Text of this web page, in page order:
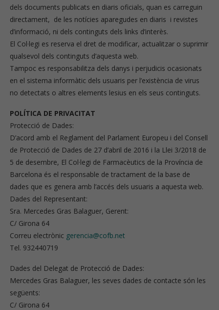
dels documents publicats en diaris oficials, quan es carreguin
directament, de les notícies aparegudes en diaris i revistes
d’informació, ni dels continguts dels links d’interès.
El Col·legi es reserva el dret de modificar, actualitzar o suprimir
qualsevol dels continguts d’aquesta web.
Tampoc es responsabilitza dels danys i perjudicis ocasionats
en el sistema informàtic dels usuaris per l’existència de virus
no detectats o altres elements lesius en els seus continguts.
POLÍTICA DE PRIVACITAT
Protecció de Dades:
D’acord amb el Reglament del Parlament Europeu i del Consell
de Protecció de Dades de 27 d’abril de 2016 i la Llei 3/2018 de
5 de desembre, El Col·legi de Farmacèutics de la Província de
Barcelona és el responsable de tractament de la base de
dades que es genera amb l’accés dels usuaris a aquesta web.
Dades del Representant:
Sra. Mercedes Gras Balaguer, Gerent:
C/ Girona 64
Correu electrònic gerencia@cofb.net
Tel. 932440719
Dades del Delegat de Protecció de Dades:
Mercedes Gras Balaguer, les seves dades de contacte són les
següents:
C/ Girona 64